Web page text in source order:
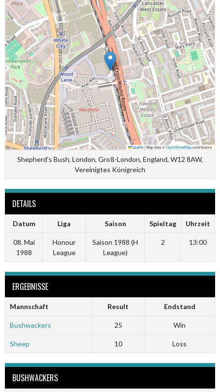
Leaflet|Map data ©OpenStreetMapcontributors
Shepherd's Bush, London, Groß-London, England, W12 8AW,
Vereinigtes Königreich
DETAILS
Datum Liga Saison Spieltag Uhrzeit
08. Mai
1988
Honour
League
Saison 1988 (H
League)
2 13:00
ERGEBNISSE
Mannschaft Result Endstand
Bushwackers 25 Win
Sheep 10 Loss
BUSHWACKERS